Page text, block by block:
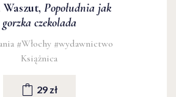
Popołudnia jak
gorzka czekolada
#Włochy #wydawnictwo
Książnica
29 zł